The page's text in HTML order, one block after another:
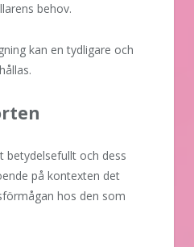
behov.
kan en tydligare och
betydelsefullt och dess
på kontexten det
hos den som